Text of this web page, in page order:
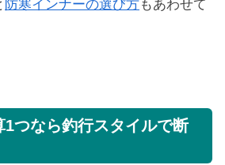
防寒インナーの選び方もあわせて
1つなら釣行スタイルで断